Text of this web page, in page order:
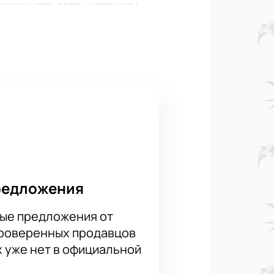
стать участником
встреча с талантами,
Московский
и заботливого города,
предложения от
продавцов
нет в официальной